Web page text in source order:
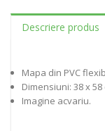
Descriere produs
Mapa din PVC
Dimensiuni: 38 x 58
Imagine acvariu.